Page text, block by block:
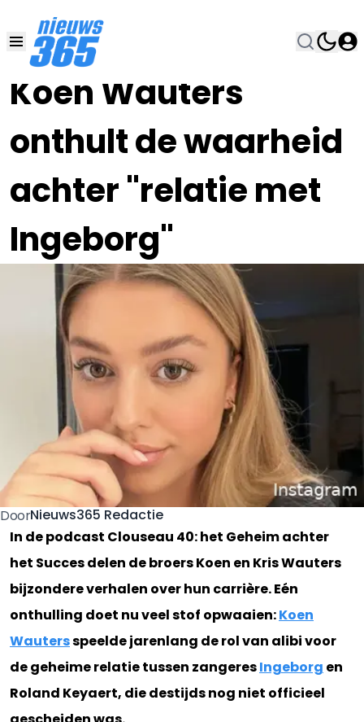
Koen Wauters
onthult de waarheid
achter "relatie met
Ingeborg"
13 DEC 2024, 10:49
DoorNieuws365 Redactie
In de podcast Clouseau 40: het Geheim achter
het Succes delen de broers Koen en Kris Wauters
bijzondere verhalen over hun carrière. Eén
onthulling doet nu veel stof opwaaien:Koen
Wautersspeelde jarenlang de rol van alibi voor
de geheime relatie tussen zangeresIngeborg en
Roland Keyaert, die destijds nog niet officieel